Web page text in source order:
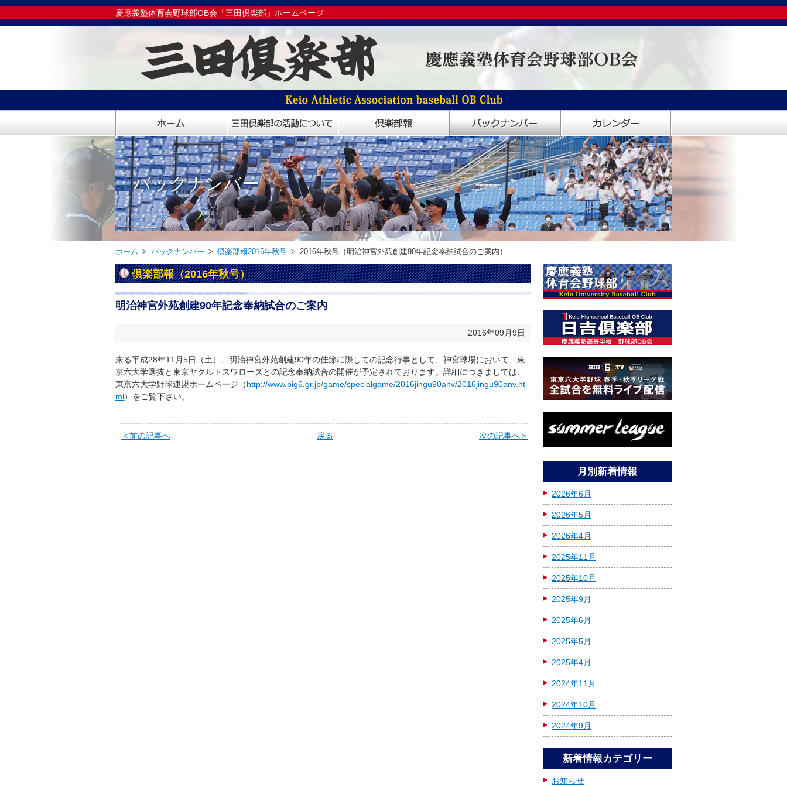
慶應義塾体育会野球部OB会「三田倶楽部」ホームページ
バックナンバー
ホーム > バックナンバー > 倶楽部報2016年秋号 > 2016年秋号（明治神宮外苑創建90年記念奉納試合のご案内）
倶楽部報（2016年秋号）
明治神宮外苑創建90年記念奉納試合のご案内
2016年09月9日
来る平成28年11月5日（土）、明治神宮外苑創建90年の佳節に際しての記念行事として、神宮球場において、東
京六大学選抜と東京ヤクルトスワローズとの記念奉納試合の開催が予定されております。詳細につきましては、
東京六大学野球連盟ホームページ（http://www.big6.gr.jp/game/specialgame/2016jingu90anv/2016jingu90anv.ht
ml）をご覧下さい。
＜前の記事へ 戻る 次の記事へ＞
月別新着情報
2026年6月
2026年5月
2026年4月
2025年11月
2025年10月
2025年9月
2025年6月
2025年5月
2025年4月
2024年11月
2024年10月
2024年9月
新着情報カテゴリー
お知らせ